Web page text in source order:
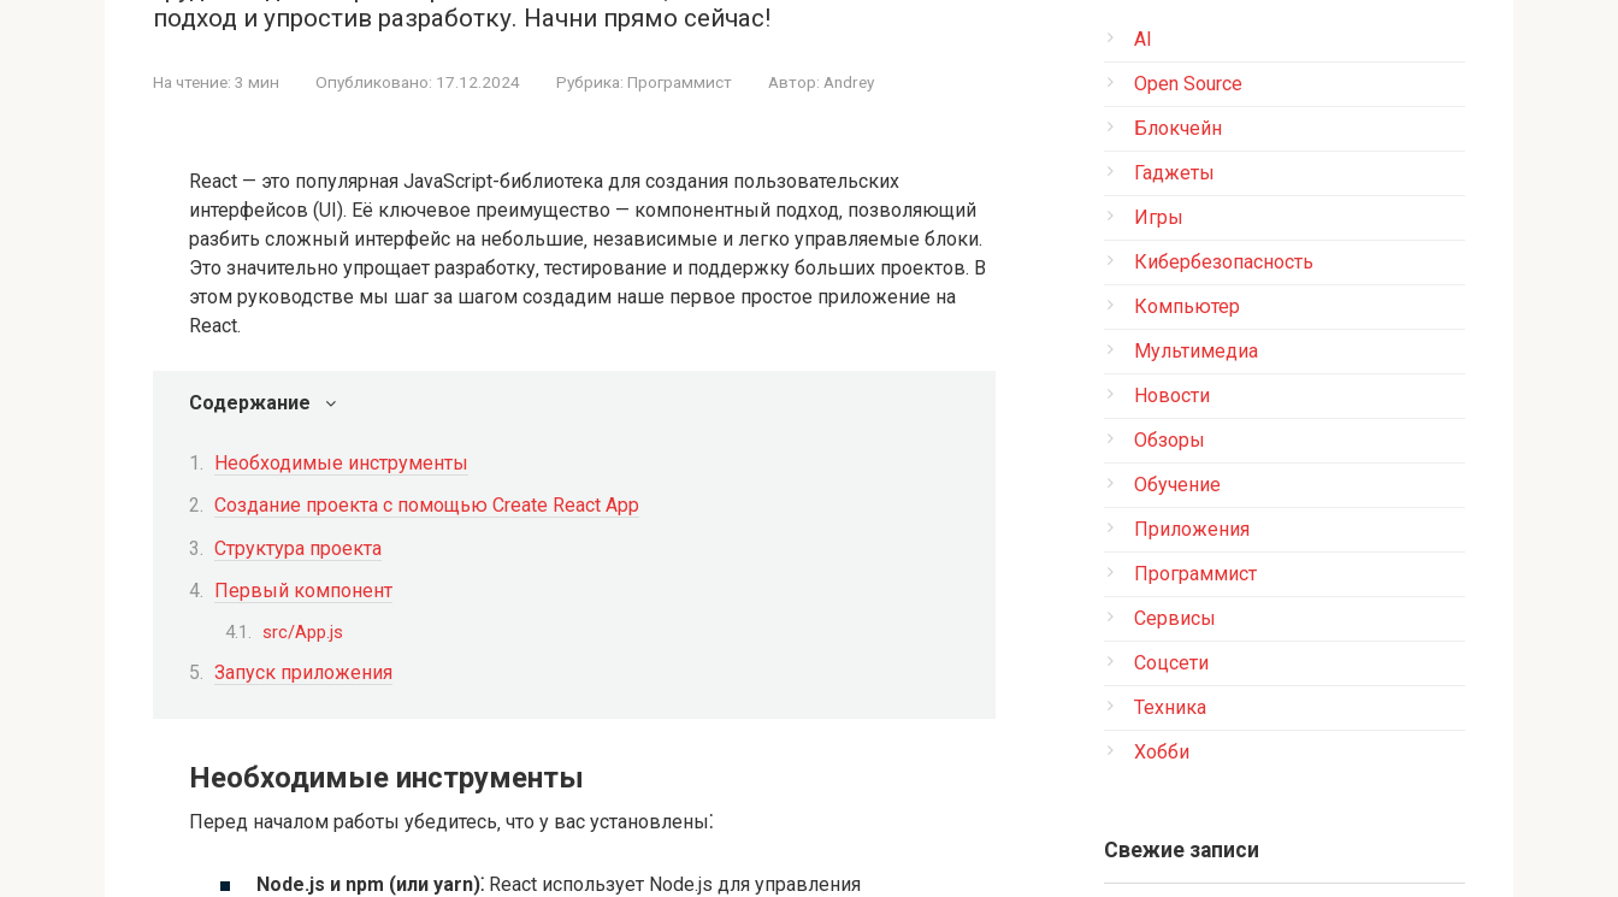
подход и упростив разработку. Начни прямо сейчас!
На чтение: 3 мин Опубликовано: 17.12.2024 Рубрика: Программист Автор: Andrey
React — это популярная JavaScript-библиотека для создания пользовательских
интерфейсов (UI). Её ключевое преимущество — компонентный подход‚ позволяющий
разбить сложный интерфейс на небольшие‚ независимые и легко управляемые блоки.
Это значительно упрощает разработку‚ тестирование и поддержку больших проектов. В
этом руководстве мы шаг за шагом создадим наше первое простое приложение на
React.
Содержание
Необходимые инструменты
Создание проекта с помощью Create React App
Структура проекта
Первый компонент
src/App.js
Запуск приложения
Необходимые инструменты
Перед началом работы убедитесь‚ что у вас установлены⁚
Node.js и npm (или yarn)⁚ React использует Node.js для управления
AI
Open Source
Блокчейн
Гаджеты
Игры
Кибербезопасность
Компьютер
Мультимедиа
Новости
Обзоры
Обучение
Приложения
Программист
Сервисы
Соцсети
Техника
Хобби
Свежие записи